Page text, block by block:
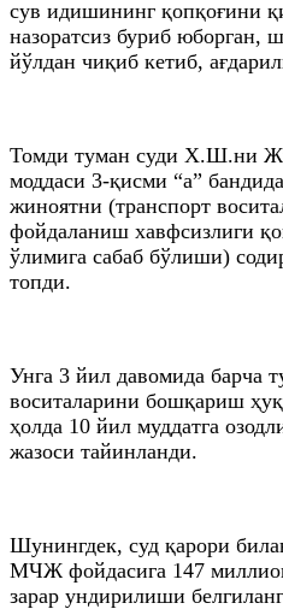
сув идишининг қопқоғини
назоратсиз буриб юборган,
йўлдан чиқиб кетиб,
Томди туман суди Х.Ш.ни
моддаси 3-қисми “а”
жиноятни (транспорт
фойдаланиш хавфсизлиги
ўлимига сабаб бўлиши)
топди.
Унга 3 йил давомида барча
воситаларини бошқариш
ҳолда 10 йил муддатга
жазоси тайинланди.
Шунингдек, суд қарори
МЧЖ фойдасига 147
зарар ундирилиши